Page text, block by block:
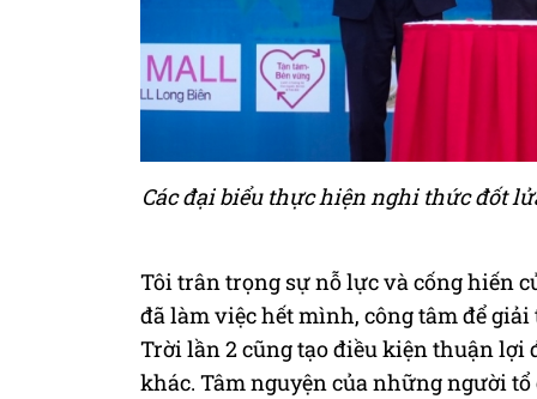
Các đại biểu thực hiện nghi thức đốt
Tôi trân trọng sự nỗ lực và cống hiến
đã làm việc hết mình, công tâm để
Trời lần 2 cũng tạo điều kiện thuận lợi
khác. Tâm nguyện của những người